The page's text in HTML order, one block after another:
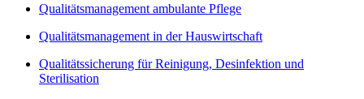
Qualitätsmanagement ambulante Pflege
Qualitätsmanagement in der Hauswirtschaft
Qualitätssicherung für Reinigung, Desinfektion und
Sterilisation